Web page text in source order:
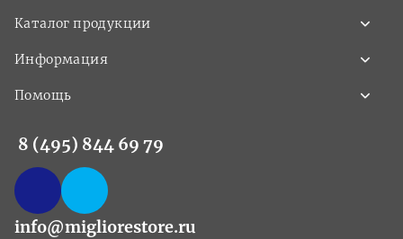
Каталог продукции
Информация
Помощь
8 (495) 844 69 79
info@migliorestore.ru